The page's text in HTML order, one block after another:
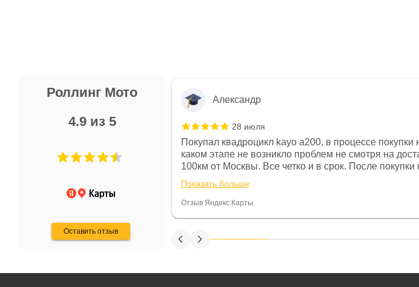
Роллинг Мото
4.9 из 5
Оставить отзыв
Не понравились условия
и дают только на год)
Александр
28 июля
Покупал квадроцикл kayo a200, в процессе покупки
каком этапе не возникло проблем не смотря на
100км от Москвы. Все четко и в срок. После покупки
спидометре всегда был 0, при этом представители
постоянно были на связи и в итоге проблема была
Считаю, что это говорит о небезразличии к клиенту
Показать больше
Отзыв Яндекс.Карты